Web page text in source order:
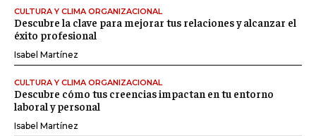
CULTURA Y CLIMA ORGANIZACIONAL
Descubre la clave para mejorar tus relaciones y alcanzar el
éxito profesional
Isabel Martínez
CULTURA Y CLIMA ORGANIZACIONAL
Descubre cómo tus creencias impactan en tu entorno
laboral y personal
Isabel Martínez